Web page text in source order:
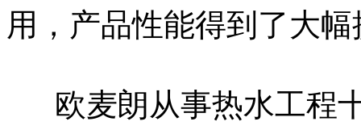
用，产品性能得到了大
欧麦朗从事热水工程